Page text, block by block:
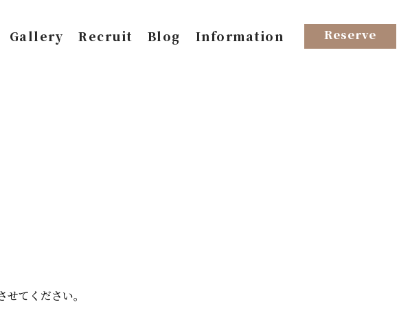
Gallery Recruit Blog Information Reserve
てください。